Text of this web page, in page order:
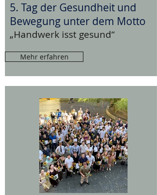
5. Tag der Gesundheit und
Bewegung unter dem Motto
„Handwerk isst gesund“
Mehr erfahren